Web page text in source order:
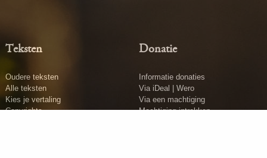
Teksten
Oudere teksten
Alle teksten
Kies je vertaling
Copyrights
Donatie
Informatie donaties
Via iDeal | Wero
Via een machtiging
Machtiging intrekken